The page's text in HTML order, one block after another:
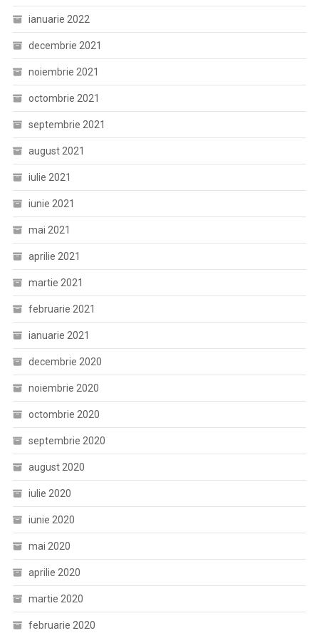
ianuarie 2022
decembrie 2021
noiembrie 2021
octombrie 2021
septembrie 2021
august 2021
iulie 2021
iunie 2021
mai 2021
aprilie 2021
martie 2021
februarie 2021
ianuarie 2021
decembrie 2020
noiembrie 2020
octombrie 2020
septembrie 2020
august 2020
iulie 2020
iunie 2020
mai 2020
aprilie 2020
martie 2020
februarie 2020